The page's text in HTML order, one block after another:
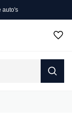
Persoonlijk advies op